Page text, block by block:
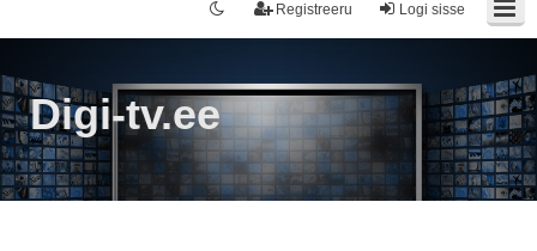
Logi sisse
Registreeru
Digi-tv.ee